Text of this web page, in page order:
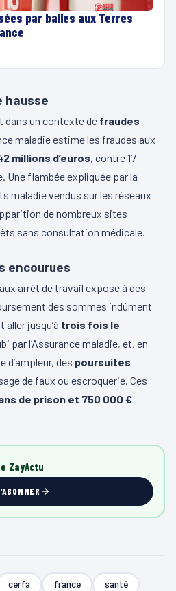
par balles aux Terres
hausse
dans un contexte de fraudes
maladie estime les fraudes aux
millions d’euros, contre 17
Une flambée expliquée par la
maladie vendus sur les réseaux
de nombreux sites
sans consultation médicale.
encourues
arrêt de travail expose à des
des sommes indûment
jusqu’à trois fois le
par l’Assurance maladie, et, en
d’ampleur, des poursuites
de faux ou escroquerie. Ces
de prison et 750 000 €
ZayActu
cerfa france santé